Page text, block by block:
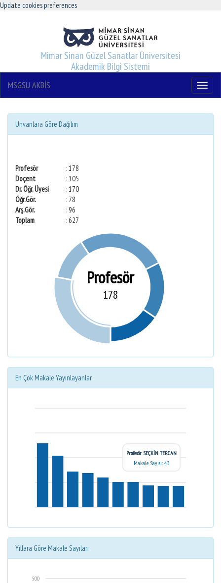
Update cookies preferences
Mimar Sinan Güzel Sanatlar Üniversitesi
Akademik Bilgi Sistemi
Menu
MSGSU AKBİS
Unvanlara Göre Dağılım
Profesör
: 178
Doçent
: 105
Dr. Öğr. Üyesi
: 170
Öğr.Gör.
: 78
Arş.Gör.
: 96
Toplam
: 627
Profesör
178
En Çok Makale Yayınlayanlar
Profesör SEÇKİN TERCAN
Makale Sayısı: 43
Yıllara Göre Makale Sayıları
500